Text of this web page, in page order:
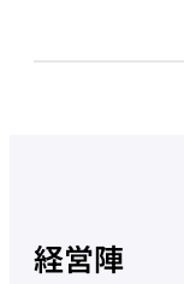
経営陣